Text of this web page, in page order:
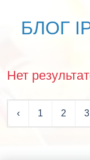
БЛОГ
Нет
‹ 1 2 3